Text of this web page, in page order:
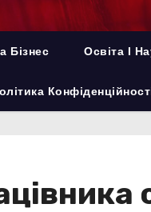
Бізнес Освіта І